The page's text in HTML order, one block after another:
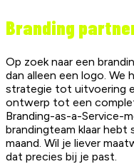
Branding
Op zoek naar een
dan alleen een logo. We
strategie tot uitvoering
ontwerp tot een
Branding-as-a-Service-
brandingteam klaar hebt
maand. Wil je liever
dat precies bij je past.